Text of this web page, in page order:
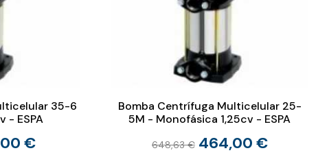
35-6
- ESPA
€
Bomba Centrífuga Multicelular 25-
5M - Monofásica 1,25cv - ESPA
648,63 € 464,00 €